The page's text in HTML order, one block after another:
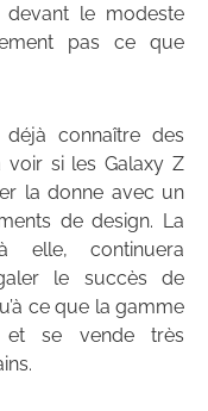
le modeste
pas ce que
connaître des
voir si les Galaxy Z
la donne avec un
de design. La
elle, continuera
le succès de
ce que la gamme
et se vende très